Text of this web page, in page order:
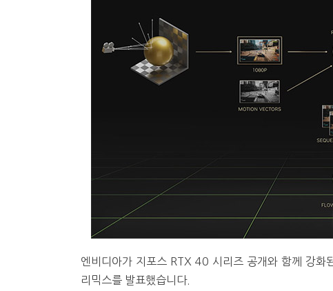
엔비디아가 지포스 RTX 40 시리즈 공개와 함께 강화
리믹스를 발표했습니다.